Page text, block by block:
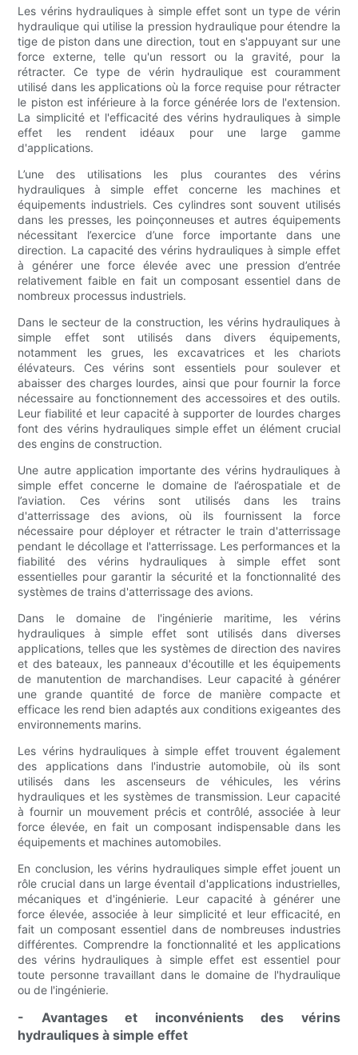
Les vérins hydrauliques à simple effet sont un type de vérin
hydraulique qui utilise la pression hydraulique pour étendre la
tige de piston dans une direction, tout en s'appuyant sur une
force externe, telle qu'un ressort ou la gravité, pour la
rétracter. Ce type de vérin hydraulique est couramment
utilisé dans les applications où la force requise pour rétracter
le piston est inférieure à la force générée lors de l'extension.
La simplicité et l'efficacité des vérins hydrauliques à simple
effet les rendent idéaux pour une large gamme
d'applications.
L’une des utilisations les plus courantes des vérins
hydrauliques à simple effet concerne les machines et
équipements industriels. Ces cylindres sont souvent utilisés
dans les presses, les poinçonneuses et autres équipements
nécessitant l’exercice d’une force importante dans une
direction. La capacité des vérins hydrauliques à simple effet
à générer une force élevée avec une pression d’entrée
relativement faible en fait un composant essentiel dans de
nombreux processus industriels.
Dans le secteur de la construction, les vérins hydrauliques à
simple effet sont utilisés dans divers équipements,
notamment les grues, les excavatrices et les chariots
élévateurs. Ces vérins sont essentiels pour soulever et
abaisser des charges lourdes, ainsi que pour fournir la force
nécessaire au fonctionnement des accessoires et des outils.
Leur fiabilité et leur capacité à supporter de lourdes charges
font des vérins hydrauliques simple effet un élément crucial
des engins de construction.
Une autre application importante des vérins hydrauliques à
simple effet concerne le domaine de l’aérospatiale et de
l’aviation. Ces vérins sont utilisés dans les trains
d'atterrissage des avions, où ils fournissent la force
nécessaire pour déployer et rétracter le train d'atterrissage
pendant le décollage et l'atterrissage. Les performances et la
fiabilité des vérins hydrauliques à simple effet sont
essentielles pour garantir la sécurité et la fonctionnalité des
systèmes de trains d'atterrissage des avions.
Dans le domaine de l'ingénierie maritime, les vérins
hydrauliques à simple effet sont utilisés dans diverses
applications, telles que les systèmes de direction des navires
et des bateaux, les panneaux d'écoutille et les équipements
de manutention de marchandises. Leur capacité à générer
une grande quantité de force de manière compacte et
efficace les rend bien adaptés aux conditions exigeantes des
environnements marins.
Les vérins hydrauliques à simple effet trouvent également
des applications dans l'industrie automobile, où ils sont
utilisés dans les ascenseurs de véhicules, les vérins
hydrauliques et les systèmes de transmission. Leur capacité
à fournir un mouvement précis et contrôlé, associée à leur
force élevée, en fait un composant indispensable dans les
équipements et machines automobiles.
En conclusion, les vérins hydrauliques simple effet jouent un
rôle crucial dans un large éventail d'applications industrielles,
mécaniques et d'ingénierie. Leur capacité à générer une
force élevée, associée à leur simplicité et leur efficacité, en
fait un composant essentiel dans de nombreuses industries
différentes. Comprendre la fonctionnalité et les applications
des vérins hydrauliques à simple effet est essentiel pour
toute personne travaillant dans le domaine de l'hydraulique
ou de l'ingénierie.
- Avantages et inconvénients des vérins
hydrauliques à simple effet